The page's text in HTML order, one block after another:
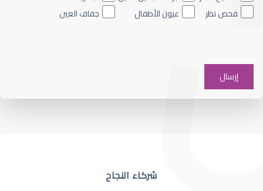
ضعف نظر مفاجئ
فحص نظر
عيون الأطفال جفاف العين
شركاء النجاح